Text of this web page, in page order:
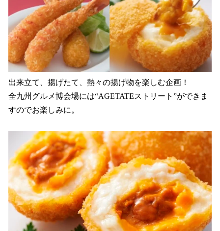
出来立て、揚げたて、熱々の揚げ物を楽しむ企画！
全九州グルメ博会場には“AGETATEストリート”ができま
すのでお楽しみに。